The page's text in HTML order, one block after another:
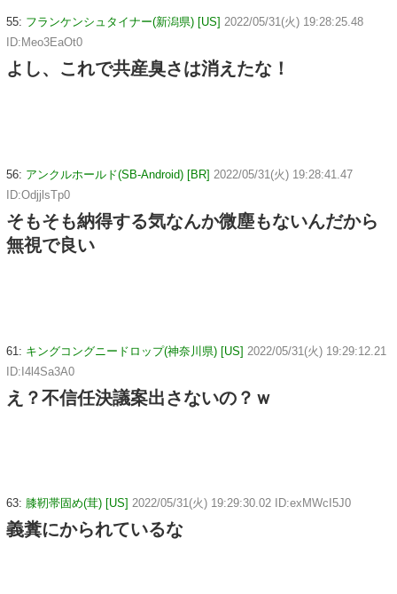
55: フランケンシュタイナー(新潟県) [US] 2022/05/31(火) 19:28:25.48
ID:Meo3EaOt0
よし、これで共産臭さは消えたな！
56: アンクルホールド(SB-Android) [BR] 2022/05/31(火) 19:28:41.47
ID:OdjjlsTp0
そもそも納得する気なんか微塵もないんだから
無視で良い
61: キングコングニードロップ(神奈川県) [US] 2022/05/31(火) 19:29:12.21
ID:I4l4Sa3A0
え？不信任決議案出さないの？ｗ
63: 膝靭帯固め(茸) [US] 2022/05/31(火) 19:29:30.02 ID:exMWcI5J0
義糞にかられているな